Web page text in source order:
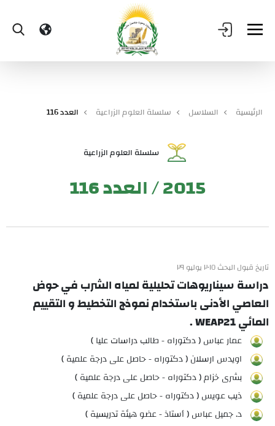
الرئيسية السلاسل سلسلة العلوم الزراعية العدد 116
سلسلة العلوم الزراعية
2015 / العدد 116
تاريخ قبول البحث ٢٠١٥ يوليو ٢٩
دراسة سيناريوهات تحليلية لمياه الشرب في حوض
العاصي الأدنى باستخدام نموذج التخطيط و التقييم
المائي WEAP21 .
عمار عباس ( دكتوراه - طالب دراسات عليا )
اويدس ارسلان ( دكتوراه - حاصل على درجة علمية )
بشرى خزام ( دكتوراه - حاصل على درجة علمية )
ذيب عويس ( دكتوراه - حاصل على درجة علمية )
د. جميل عباس ( أستاذ - عضو هيئة تدريسية )